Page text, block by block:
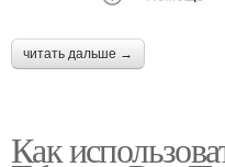
читать дальше →
Как